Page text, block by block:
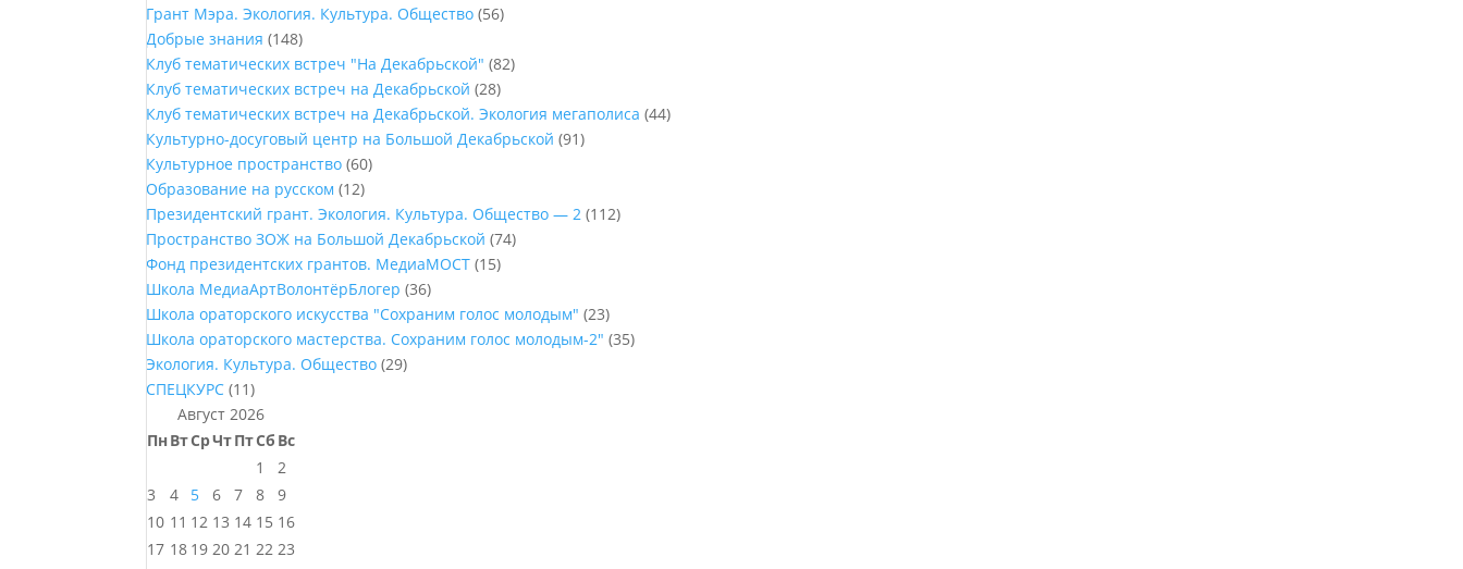
Грант Мэра. Экология. Культура. Общество (56)
Добрые знания (148)
Клуб тематических встреч "На Декабрьской" (82)
Клуб тематических встреч на Декабрьской (28)
Клуб тематических встреч на Декабрьской. Экология мегаполиса (44)
Культурно-досуговый центр на Большой Декабрьской (91)
Культурное пространство (60)
Образование на русском (12)
Президентский грант. Экология. Культура. Общество — 2 (112)
Пространство ЗОЖ на Большой Декабрьской (74)
Фонд президентских грантов. МедиаМОСТ (15)
Школа МедиаАртВолонтёрБлогер (36)
Школа ораторского искусства "Сохраним голос молодым" (23)
Школа ораторского мастерства. Сохраним голос молодым-2" (35)
Экология. Культура. Общество (29)
СПЕЦКУРС (11)
Август 2026
ПнВтСрЧтПтСб Вс
1
2
3
4 5 6 7 8
9
10 11 12 13 14 15 16
17 18 19 20 21 22 23